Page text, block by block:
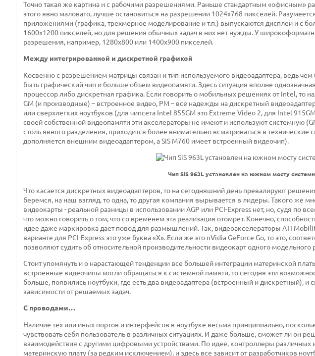
Точно такая же картина и с рабочими разрешениями. Раньше стандартным «офисным»
этого явно маловато, лучше остановиться на разрешении 1024х768 пикселей.
приложениями (графика, трехмерное моделирование и т.п.) выпускаются дисплеи и с
1600х1200 пикселей, но для решения обычных задач в них нет нужды. У
разрешения, например, 1280х800 или 1400х900 пикселей.
Между интегрированной и дискретной графикой
Косвенно с разрешением матрицы связан и тип используемого видеоадаптера, ведь
быть графический чип и больше объем видеопамяти. Здесь ситуация вполне
процессор либо дискретная графика. Если говорить о мобильных решениях от Intel, то
GM (и производные) – встроенное видео, PM – все надежды на дискретный
или сверхлегких ноутбуков (для чипсета Intel 855GM это Extreme Video 2, для Intel
своей собственной видеопамяти эти акселераторы не имеют и используют системную
столь явного разделения, приходится более внимательно всматриваться в технические
дополняется внешним видеоадаптером, а SiS M760 имеет встроенный видеочип).
Чип SiS 963L установлен на южном мосту
Что касается дискретных видеоадаптеров, то на сегодняшний день превалируют
беремся, на наш взгляд, то одна, то другая компания вырывается в лидеры. Такого же
видеокарты - реальной разницы в использовании AGP или PCI-Express нет, но, судя по
что можно говорить о том, что со временем эта реализация отомрет. Конечно,
идее даже маркировка дает повод для размышлений. Так, видеоакселераторы ATI
варианте для PCI-Express это уже буква «Х». Если же это nVidia GeForce Go, то это,
позволяют судить об относительной производительности видеокарт одного
Стоит упомянуть и о нарастающей тенденции все большей интеграции материнской
встроенные видеочипы могли обращаться к системной памяти, то сегодня эти
больше, появились ноутбуки, где есть два видеоадаптера (встроенный и дискретный),
зависимости от решаемых задач.
С проводами…
Наличие тех или иных портов и интерфейсов в ноутбуке весьма принципиально,
чувствовать себя пользователь в различных ситуациях. И даже больше, сможет ли он
взаимодействия с другими цифровыми устройствами. По идее, контроллеры
материнскую плату (за редким исключением), и здесь все зависит от разработчиков